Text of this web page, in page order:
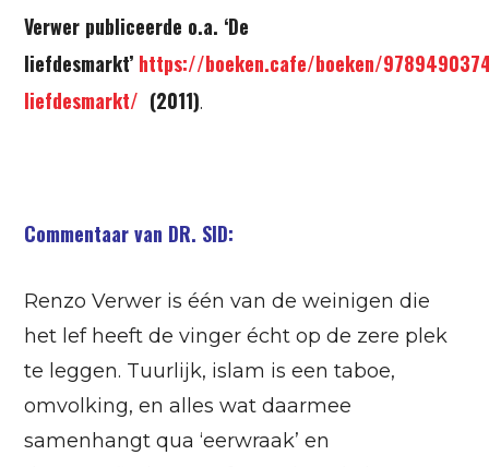
Verwer publiceerde o.a. ‘De
liefdesmarkt’ https://boeken.cafe/boeken/
liefdesmarkt/ (2011).
Commentaar van DR. SID:
Renzo Verwer is één van de weinigen die
het lef heeft de vinger écht op de zere plek
te leggen. Tuurlijk, islam is een taboe,
omvolking, en alles wat daarmee
samenhangt qua ‘eerwraak’ en